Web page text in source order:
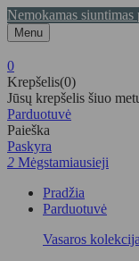
Nemokamas siuntimas
Menu
0
Krepšelis(0)
Jūsų krepšelis šiuo
Parduotuvė
Paieška
Paskyra
2 Mėgstamiausieji
Pradžia
Parduotuvė
Vasaros kolekcija